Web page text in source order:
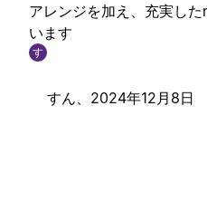
アレンジを加え、充実し
います
す
すん、 2024年12月8日